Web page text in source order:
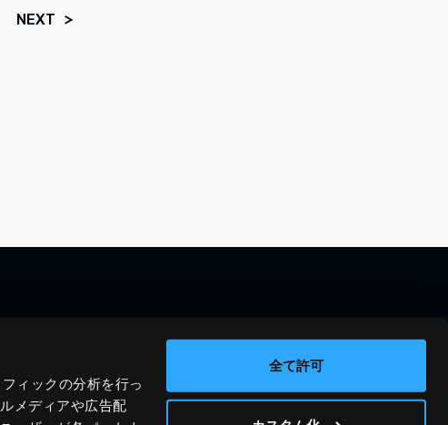
ィックの分析を行っ
メディアや広告配
全て許可
NEXT
ブログ
ニュース
問い合わせ
運営会社
プライバシーポリシー